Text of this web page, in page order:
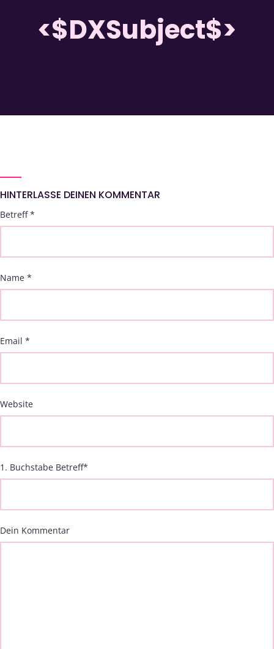
<$DXSubject$>
HINTERLASSE DEINEN KOMMENTAR
Betreff*
Name *
Email *
Website
1. Buchstabe Betreff*
Dein Kommentar